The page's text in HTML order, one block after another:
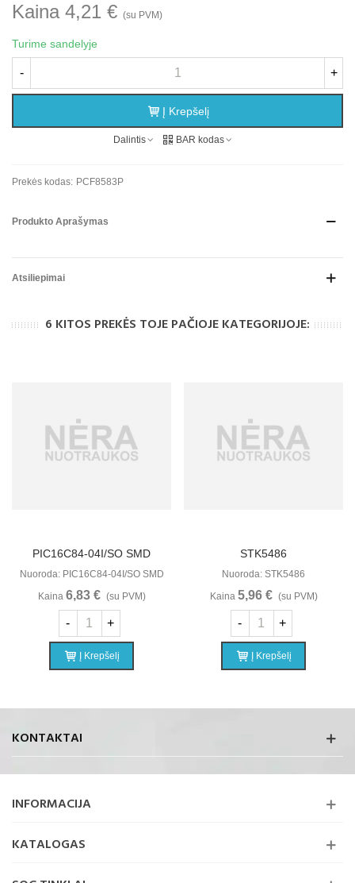
Kaina 4,21 € (su PVM)
Turime sandelyje
- +
Į Krepšelį
Dalintis BAR kodas
Prekės kodas: PCF8583P
Produkto Aprašymas
Atsiliepimai
6 KITOS PREKĖS TOJE PAČIOJE KATEGORIJOJE:
PIC16C84-04I/SO SMD
Nuoroda: PIC16C84-04I/SO SMD
Kaina 6,83 € (su PVM)
- +
Į Krepšelį
STK5486
Nuoroda: STK5486
Kaina 5,96 € (su PVM)
- +
Į Krepšelį
KONTAKTAI
INFORMACIJA
KATALOGAS